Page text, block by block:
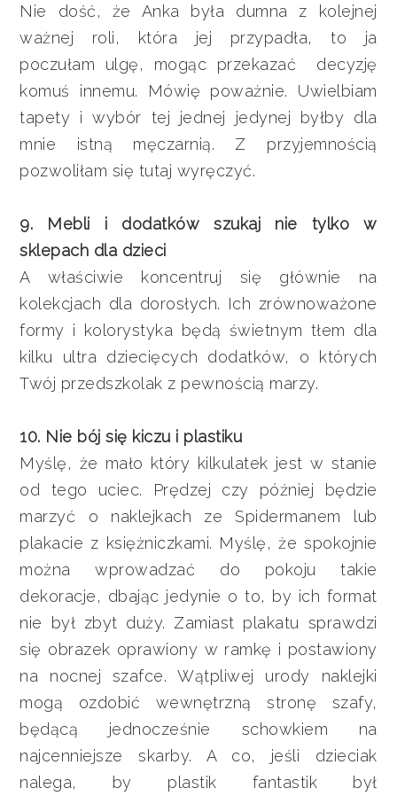
Nie dość, że Anka była dumna z kolejnej
ważnej roli, która jej przypadła, to ja
poczułam ulgę, mogąc przekazać decyzję
komuś innemu. Mówię poważnie. Uwielbiam
tapety i wybór tej jednej jedynej byłby dla
mnie istną męczarnią. Z przyjemnością
pozwoliłam się tutaj wyręczyć.
9. Mebli i dodatków szukaj nie tylko w
sklepach dla dzieci
A właściwie koncentruj się głównie na
kolekcjach dla dorosłych. Ich zrównoważone
formy i kolorystyka będą świetnym tłem dla
kilku ultra dziecięcych dodatków, o których
Twój przedszkolak z pewnością marzy.
10. Nie bój się kiczu i plastiku
Myślę, że mało który kilkulatek jest w stanie
od tego uciec. Prędzej czy później będzie
marzyć o naklejkach ze Spidermanem lub
plakacie z księżniczkami. Myślę, że spokojnie
można wprowadzać do pokoju takie
dekoracje, dbając jedynie o to, by ich format
nie był zbyt duży. Zamiast plakatu sprawdzi
się obrazek oprawiony w ramkę i postawiony
na nocnej szafce. Wątpliwej urody naklejki
mogą ozdobić wewnętrzną stronę szafy,
będącą jednocześnie schowkiem na
najcenniejsze skarby. A co, jeśli dzieciak
nalega, by plastik fantastik był